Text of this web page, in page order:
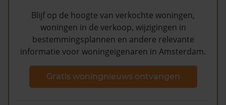
Blijf op de hoogte van verkochte woningen,
woningen in de verkoop, wijzigingen in
bestemmingsplannen en andere relevante
informatie voor woningeigenaren in Amsterdam.
Gratis woningnieuws ontvangen